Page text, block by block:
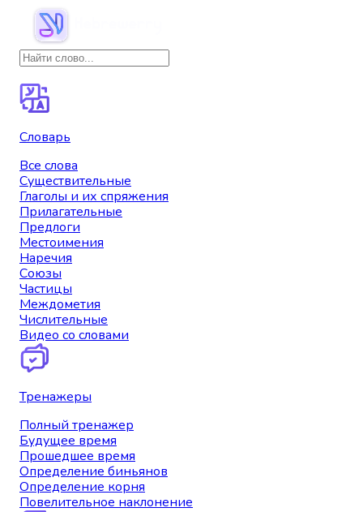
Словарь
Все слова
Существительные
Глаголы и их спряжения
Прилагательные
Предлоги
Местоимения
Наречия
Союзы
Частицы
Междометия
Числительные
Видео со словами
Тренажеры
Полный тренажер
Будущее время
Прошедшее время
Определение биньянов
Определение корня
Повелительное наклонение